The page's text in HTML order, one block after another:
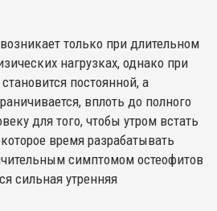
только при длительном
нагрузках, однако при
постоянной, а
вплоть до полного
для того, чтобы утром встать
время разрабатывать
симптомом остеофитов
сильная утренняя